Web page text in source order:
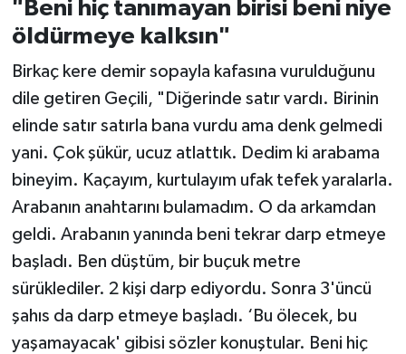
"Beni hiç tanımayan birisi beni niye
öldürmeye kalksın"
Birkaç kere demir sopayla kafasına vurulduğunu
dile getiren Geçili, "Diğerinde satır vardı. Birinin
elinde satır satırla bana vurdu ama denk gelmedi
yani. Çok şükür, ucuz atlattık. Dedim ki arabama
bineyim. Kaçayım, kurtulayım ufak tefek yaralarla.
Arabanın anahtarını bulamadım. O da arkamdan
geldi. Arabanın yanında beni tekrar darp etmeye
başladı. Ben düştüm, bir buçuk metre
sürüklediler. 2 kişi darp ediyordu. Sonra 3'üncü
şahıs da darp etmeye başladı. ‘Bu ölecek, bu
yaşamayacak' gibisi sözler konuştular. Beni hiç